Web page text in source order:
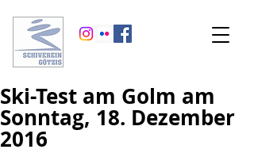
Ski-Test am Golm am
Sonntag, 18. Dezember
2016